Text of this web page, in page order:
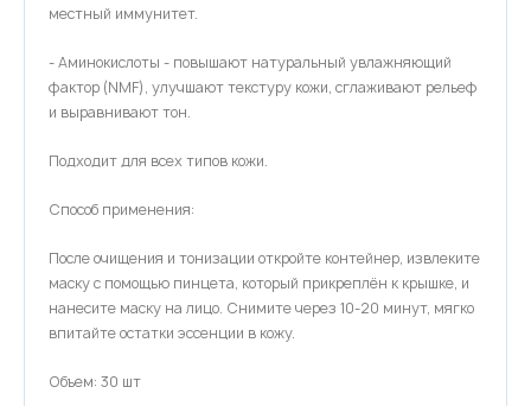
местный иммунитет.
- Аминокислоты - повышают натуральный увлажняющий
фактор (NMF), улучшают текстуру кожи, сглаживают рельеф
и выравнивают тон.
Подходит для всех типов кожи.
Способ применения:
После очищения и тонизации откройте контейнер, извлеките
маску с помощью пинцета, который прикреплён к крышке, и
нанесите маску на лицо. Снимите через 10-20 минут, мягко
впитайте остатки эссенции в кожу.
Объем: 30 шт